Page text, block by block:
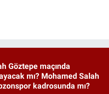
Göztepe maçında
mı? Mohamed Salah
kadrosunda mı?